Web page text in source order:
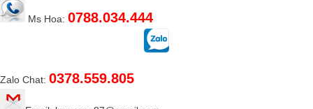
Ms Hoa: 0788.034.444
Zalo Chat: 0378.559.805